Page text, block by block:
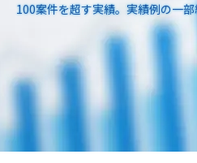
100案件を超す実績。実績例の一部